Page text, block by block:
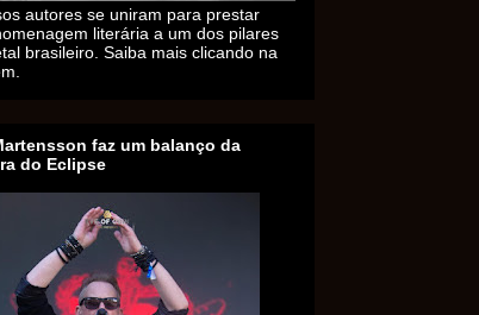
autores se uniram para prestar
literária a um dos pilares
brasileiro. Saiba mais clicando na
faz um balanço da
do Eclipse